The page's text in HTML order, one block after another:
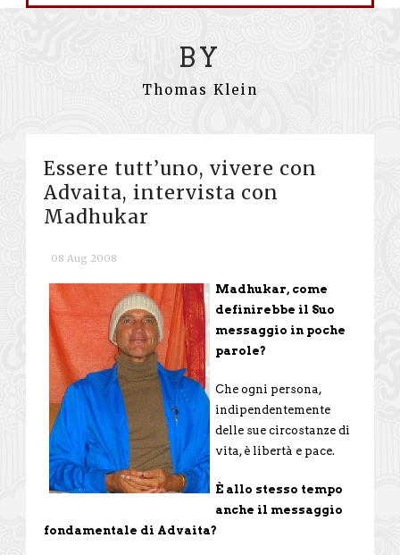
BY
Thomas Klein
Essere tutt’uno, vivere con
Advaita, intervista con
Madhukar
08 Aug 2008
Madhukar, come
definirebbe il Suo
messaggio in poche
parole?
Che ogni persona,
indipendentemente
delle sue circostanze di
vita, è libertà e pace.
È allo stesso tempo
anche il messaggio
fondamentale di Advaita?